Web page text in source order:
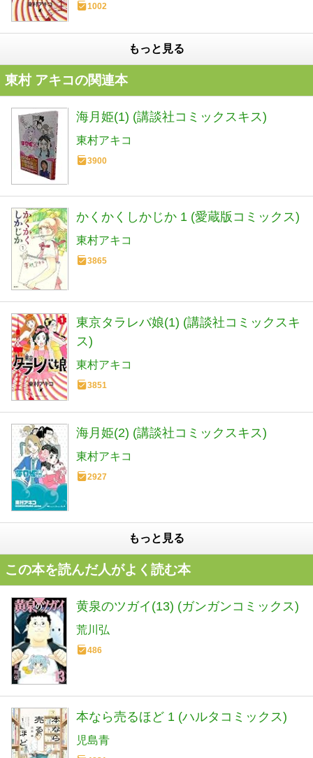
1002
もっと見る
東村 アキコの関連本
海月姫(1) (講談社コミックスキス)
東村アキコ
3900
かくかくしかじか 1 (愛蔵版コミックス)
東村アキコ
3865
東京タラレバ娘(1) (講談社コミックスキ
ス)
東村アキコ
3851
海月姫(2) (講談社コミックスキス)
東村アキコ
2927
もっと見る
この本を読んだ人がよく読む本
黄泉のツガイ(13) (ガンガンコミックス)
荒川弘
486
本なら売るほど 1 (ハルタコミックス)
児島青